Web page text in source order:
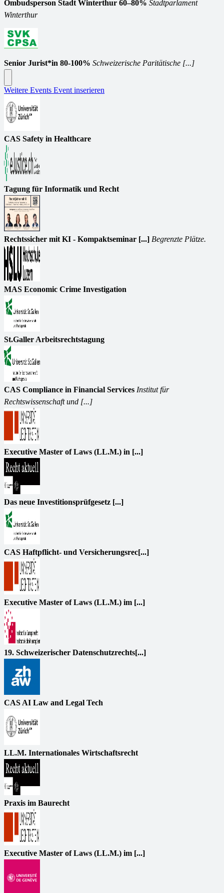
Ombudsperson Stadt Winterthur 60–80% Stadtparlament
Winterthur
Senior Jurist*in 80-100% Schweizerische Paritätische [...]
Weitere Events Event inserieren
CAS Safety in Healthcare
Tagung für Informatik und Recht
Rechtssicher mit KI - Kompaktseminar [...] Begrenzte Plätze.
MAS Economic Crime Investigation
St.Galler Arbeitsrechtstagung
CAS Compliance in Financial Services Institut für
Rechtswissenschaft und [...]
Executive Master of Laws (LL.M.) in [...]
Das neue Investitionsprüfgesetz [...]
CAS Haftpflicht- und Versicherungsrec[...]
Executive Master of Laws (LL.M.) im [...]
19. Schweizerischer Datenschutzrechts[...]
CAS AI Law and Legal Tech
LL.M. Internationales Wirtschaftsrecht
Praxis im Baurecht
Executive Master of Laws (LL.M.) im [...]